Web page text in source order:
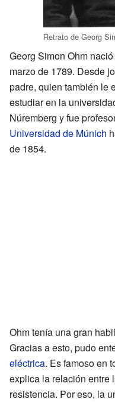
Retrato de Georg
Georg Simon Ohm
marzo de 1789. Desde
padre, quien también le
estudiar en la
Núremberg y fue
Universidad de Múnich
de 1854.
Ohm tenía una gran
Gracias a esto, pudo
eléctrica. Es famoso en
explica la relación entre
resistencia. Por eso, la